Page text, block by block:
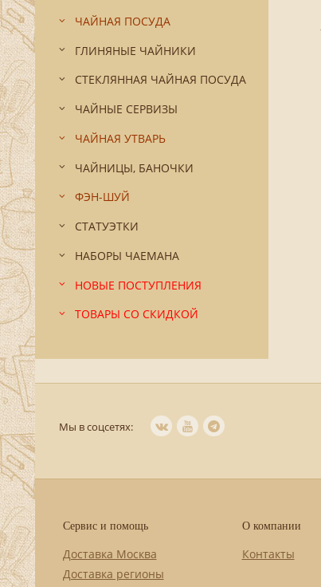
ЧАЙНАЯ ПОСУДА
ГЛИНЯНЫЕ ЧАЙНИКИ
СТЕКЛЯННАЯ ЧАЙНАЯ ПОСУДА
ЧАЙНЫЕ СЕРВИЗЫ
ЧАЙНАЯ УТВАРЬ
ЧАЙНИЦЫ, БАНОЧКИ
ФЭН-ШУЙ
СТАТУЭТКИ
НАБОРЫ ЧАЕМАНА
НОВЫЕ ПОСТУПЛЕНИЯ
ТОВАРЫ СО СКИДКОЙ
Мы в соцсетях:
Сервис и помощь
Доставка Москва
Доставка регионы
О компании
Контакты